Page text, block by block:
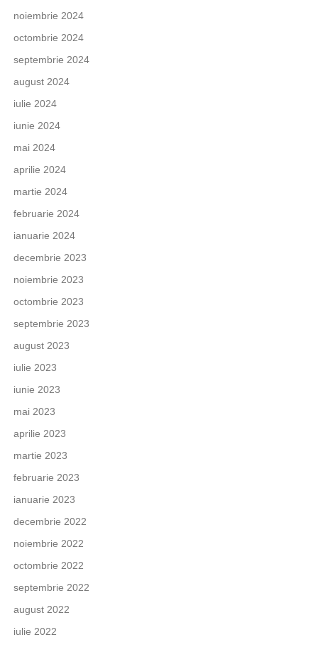
noiembrie 2024
octombrie 2024
septembrie 2024
august 2024
iulie 2024
iunie 2024
mai 2024
aprilie 2024
martie 2024
februarie 2024
ianuarie 2024
decembrie 2023
noiembrie 2023
octombrie 2023
septembrie 2023
august 2023
iulie 2023
iunie 2023
mai 2023
aprilie 2023
martie 2023
februarie 2023
ianuarie 2023
decembrie 2022
noiembrie 2022
octombrie 2022
septembrie 2022
august 2022
iulie 2022